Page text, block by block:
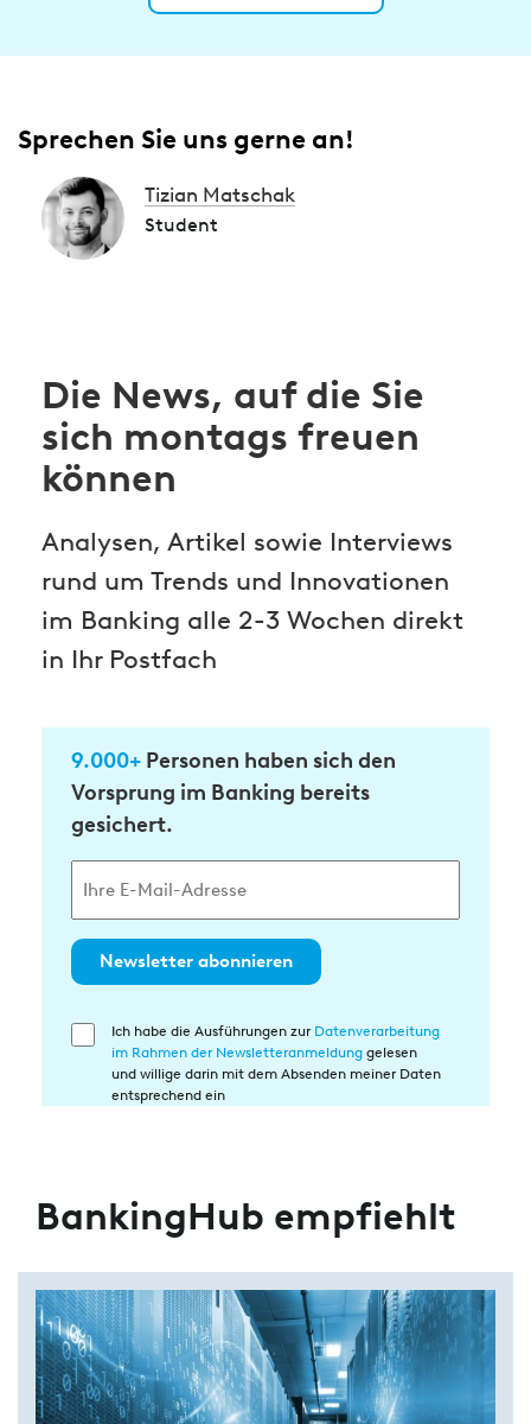
Sprechen Sie uns gerne an!
Tizian Matschak
Student
Die News, auf die Sie
sich montags freuen
können
Analysen, Artikel sowie Interviews
rund um Trends und Innovationen
im Banking alle 2-3 Wochen direkt
in Ihr Postfach
9.000+ Personen haben sich den
Vorsprung im Banking bereits
gesichert.
Newsletter abonnieren
Einwilligung
Ich habe die Ausführungen zur Datenverarbeitung
im Rahmen der Newsletteranmeldung gelesen
und willige darin mit dem Absenden meiner Daten
entsprechend ein
BankingHub empfiehlt